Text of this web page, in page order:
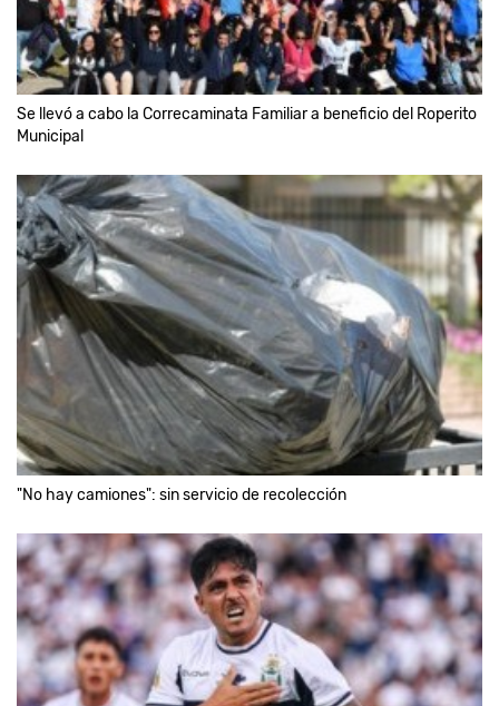
Se llevó a cabo la Correcaminata Familiar a beneficio del Roperito
Municipal
"No hay camiones": sin servicio de recolección